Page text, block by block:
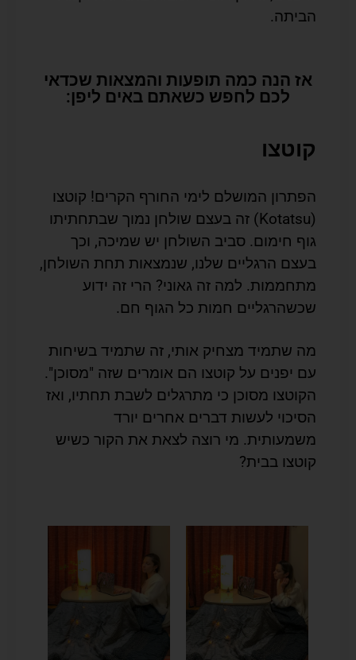
הביתה.
אז הנה כמה תופעות והמצאות שכדאי
לכם לחפש כשאתם באים ליפן:
קוטצו
הפתרון המושלם לימי החורף הקרים! קוטצו
(Kotatsu) זה בעצם שולחן נמוך שבתחתיתו
גוף חימום. סביב השולחן יש שמיכה, וכך
בעצם הרגליים שלנו, שנמצאות תחת השולחן,
מתחממות. למה זה גאוני? הרי זה ידוע
שכשהרגליים חמות כל הגוף חם.
מה שתמיד מצחיק אותי, זה שתמיד בשיחות
עם יפנים על קוטצו הם אומרים שזה "מסוכן".
הקוטצו מסוכן כי מתרגלים לשבת תחתיו, ואז
הסיכוי לעשות דברים אחרים יורד
משמעותית. מי רוצה לצאת את הקור כשיש
קוטצו בבית?